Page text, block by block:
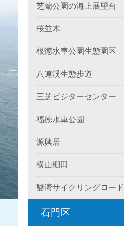
芝蘭公園の海上展望台
桜並木
根徳水車公園生態園区
八連渓生態歩道
三芝ビジターセンター
福徳水車公園
源興居
横山棚田
雙湾サイクリングロード
石門区